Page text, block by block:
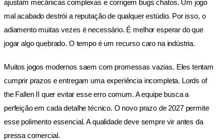
ajustam mecânicas complexas e corrigem bugs chatos. Um jogo
mal acabado destrói a reputação de qualquer estúdio. Por isso, o
adiamento muitas vezes é necessário. É melhor esperar do que
jogar algo quebrado. O tempo é um recurso caro na indústria.
Muitos jogos modernos saem com promessas vazias. Eles tentam
cumprir prazos e entregam uma experiência incompleta. Lords of
the Fallen II quer evitar esse erro comum. A equipe busca a
perfeição em cada detalhe técnico. O novo prazo de 2027 permite
esse polimento essencial. A qualidade deve sempre vir antes da
pressa comercial.